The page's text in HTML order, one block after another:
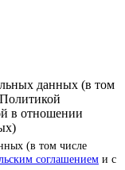
данных (в том
в отношении
(в том числе
соглашением и с